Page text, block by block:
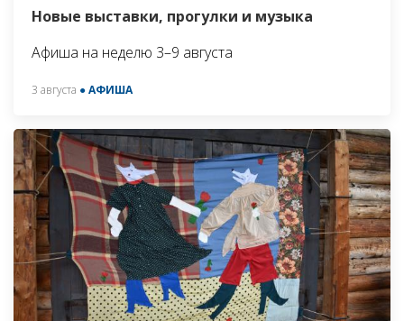
Новые выставки, прогулки и музыка
Афиша на неделю 3–9 августа
3 августа ● АФИША